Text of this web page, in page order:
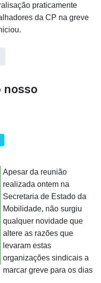
praticamente
da CP na greve
nosso
Apesar da reunião
realizada ontem na
Secretaria de Estado da
Mobilidade, não surgiu
qualquer novidade que
altere as razões que
levaram estas
organizações sindicais a
marcar greve para os dias